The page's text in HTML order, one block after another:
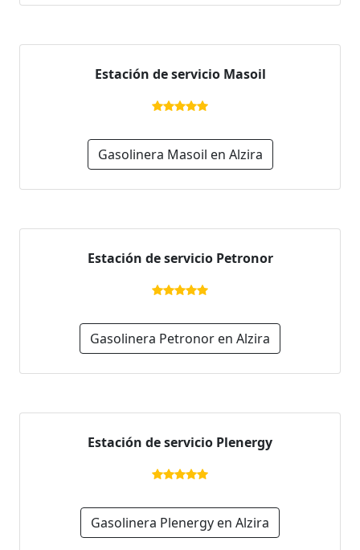
Estación de servicio Masoil
Gasolinera Masoil en Alzira
Estación de servicio Petronor
Gasolinera Petronor en Alzira
Estación de servicio Plenergy
Gasolinera Plenergy en Alzira